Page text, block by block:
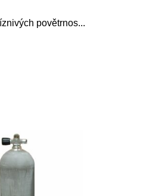
povětrnos...